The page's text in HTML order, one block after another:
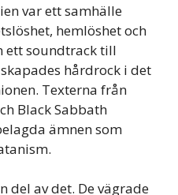
var ett samhälle
hemlöshet och
ett soundtrack till
hårdrock i det
Texterna från
Black Sabbath
ämnen som
del av det. De vägrade